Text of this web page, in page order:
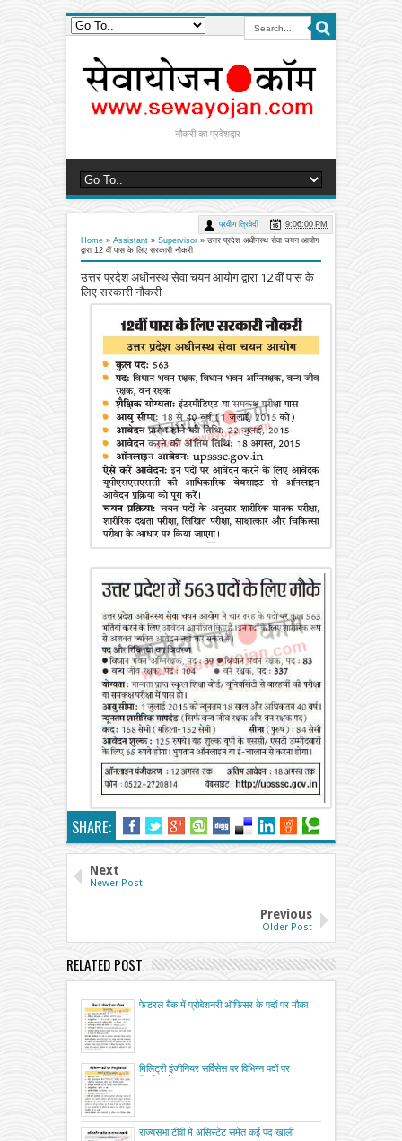
नौकरी का प्रवेशद्वार
Home » Assistant » Supervisor » उत्तर प्रदेश अधीनस्थ सेवा चयन आयोग
द्वारा 12 वीं पास के लिए सरकारी नौकरी
उत्तर प्रदेश अधीनस्थ सेवा चयन आयोग द्वारा 12 वीं पास के
लिए सरकारी नौकरी
प्रवीण त्रिवेदी 9:06:00 PM
SHARE:
Next
Newer Post
Previous
Older Post
RELATED POST
फेडरल बैंक में प्रोबेशनरी ऑफिसर के पदों पर मौका
मिलिट्री इंजीनियर सर्विसेस पर विभिन्न पदों पर
राज्यसभा टीवी में असिस्टेंट समेत कई पद खाली